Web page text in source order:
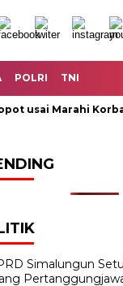
POLRI TNI
Marahi Korban